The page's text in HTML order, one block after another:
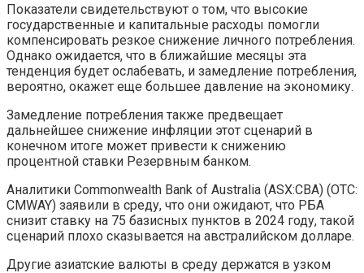
Показатели свидетельствуют о том, что высокие
государственные и капитальные расходы помогли
компенсировать резкое снижение личного потребления.
Однако ожидается, что в ближайшие месяцы эта
тенденция будет ослабевать, и замедление потребления,
вероятно, окажет еще большее давление на экономику.
Замедление потребления также предвещает
дальнейшее снижение инфляции этот сценарий в
конечном итоге может привести к снижению
процентной ставки Резервным банком.
Аналитики Commonwealth Bank of Australia (ASX:CBA) (OTC:
CMWAY) заявили в среду, что они ожидают, что РБА
снизит ставку на 75 базисных пунктов в 2024 году, такой
сценарий плохо сказывается на австралийском долларе.
Другие азиатские валюты в среду держатся в узком